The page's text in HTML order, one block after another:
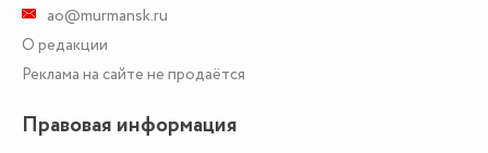
ao@murmansk.ru
О редакции
Реклама на сайте не продаётся
Правовая информация